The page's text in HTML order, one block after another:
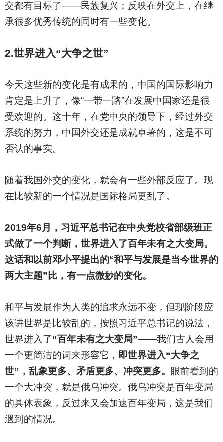
交都有目标了——民族复兴；反映在外交上，在继
承很多优秀传统的同时有一些变化。
2.世界进入“大争之世”
今天这些新的变化是有成果的，中国的国际影响力
肯定是上升了，像“一带一路”在发展中国家还是很
受欢迎的。这十年，在党中央的领导下，经过外交
系统的努力，中国外交还是成就卓著的，这是不可
否认的事实。
随着我国外交的变化，就会有一些外部反应了。现
在比较新的一个情况是国际格局更乱了。
2019年6月，习近平总书记在中央党校省部级班正
式做了一个判断，世界进入了百年未有之大变局。
这话和以前邓小平提出的“和平与发展是当今世界的
两大主题”比，有一点微妙的变化。
和平与发展作为人类的追求永远不变，但现阶段应
该讲世界是比较乱的，按照习近平总书记的说法，
世界进入了“百年未有之大变局”——我们古人会用
一个更简洁的词来形容它， 即世界进入“大争之
世”，乱象更多、矛盾更多、冲突更多。
眼前看到的
一个大冲突，就是俄乌冲突。俄乌冲突是百年变局
的具体表象，反过来又会加速百年变局，这是我们
遇到的情况。